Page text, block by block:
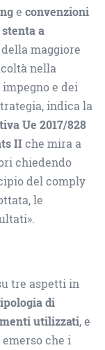
e convenzioni
a
maggiore
nella
e dei
indica la
Ue 2017/828
II che mira a
chiedendo
del comply
le
tre aspetti in
di
utilizzati, e
emerso che i